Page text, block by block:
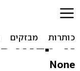
נצרת
מפעל
אי קבלת
None